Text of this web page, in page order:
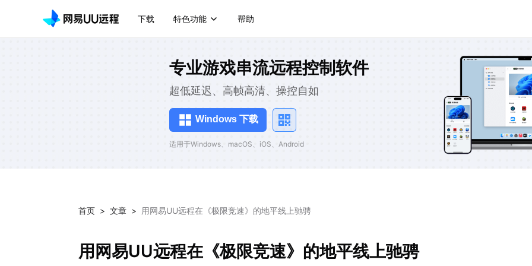
下载 特色功能 帮助
专业游戏串流远程控制软件
超低延迟、高帧高清、操控自如
Windows 下载
适用于Windows、macOS、iOS、Android
首页 > 文章 > 用网易UU远程在《极限竞速》的地平线上驰骋
用网易UU远程在《极限竞速》的地平线上驰骋